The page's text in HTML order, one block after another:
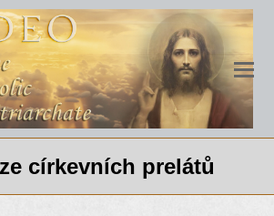
církevních prelátů